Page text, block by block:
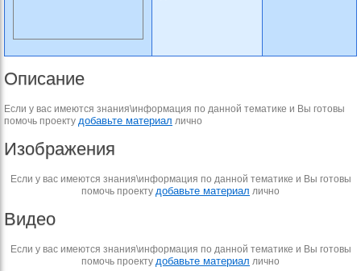
Описание
Если у вас имеются знания\информация по данной тематике и Вы готовы
помочь проекту добавьте материал лично
Изображения
Если у вас имеются знания\информация по данной тематике и Вы готовы
помочь проекту добавьте материал лично
Видео
Если у вас имеются знания\информация по данной тематике и Вы готовы
помочь проекту добавьте материал лично